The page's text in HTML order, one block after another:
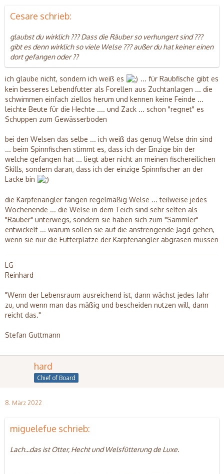
Cesare schrieb:
glaubst du wirklich ??? Dass die Räuber so verhungert sind ???
gibt es denn wirklich so viele Welse ??? außer du hat keiner einen
dort gefangen oder ??
ich glaube nicht, sondern ich weiß es
... für Raubfische gibt es
kein besseres Lebendfutter als Forellen aus Zuchtanlagen ... die
schwimmen einfach ziellos herum und kennen keine Feinde ...
leichte Beute für die Hechte .... und Zack ... schon "regnet" es
Schuppen zum Gewässerboden
bei den Welsen das selbe ... ich weiß das genug Welse drin sind
... beim Spinnfischen stimmt es, dass ich der Einzige bin der
welche gefangen hat ... liegt aber nicht an meinen fischereilichen
Skills, sondern daran, dass ich der einzige Spinnfischer an der
Lacke bin
die Karpfenangler fangen regelmäßig Welse ... teilweise jedes
Wochenende ... die Welse in dem Teich sind sehr selten als
"Räuber" unterwegs, sondern sie haben sich zum "Sammler"
entwickelt ... warum sollen sie auf die anstrengende Jagd gehen,
wenn sie nur die Futterplätze der Karpfenangler abgrasen müssen
LG
Reinhard
"Wenn der Lebensraum ausreichend ist, dann wächst jedes Jahr
zu, und wenn man das mäßig und bescheiden nutzen will, dann
reicht das."
Stefan Guttmann
hard
Chief of Board
8. März 2022
miguelefue schrieb:
Lach...das ist Otter, Hecht und Welsfütterung de Luxe.